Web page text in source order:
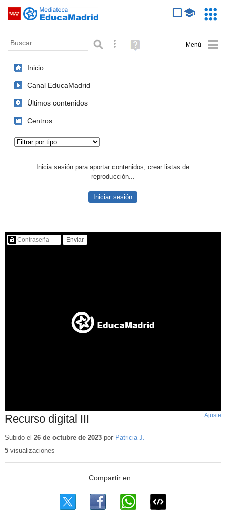
Saltar navegación
Palabra o frase: Búsqueda avanzada
Ayuda
(en
Inicio
Canal EducaMadrid
Últimos contenidos
Centros
Inicia sesión para aportar contenidos, crear listas de
reproducción...
Iniciar sesión
Contenido protegido…
Recurso digital III Ajuste
Subido el 26 de octubre de 2023por Patricia J.
5visualizaciones